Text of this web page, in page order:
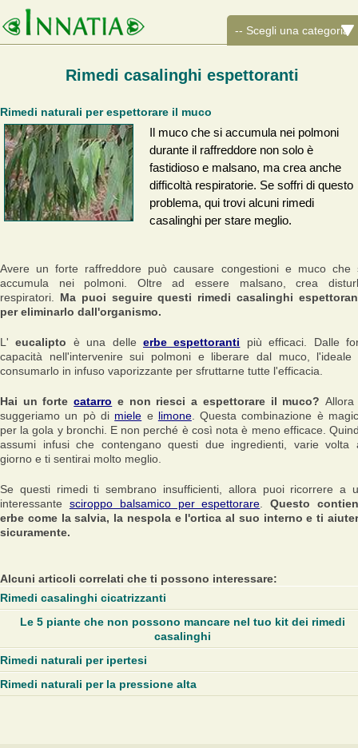
Rimedi casalinghi espettoranti
Rimedi naturali per espettorare il muco
Il muco che si accumula nei polmoni
durante il raffreddore non solo è
fastidioso e malsano, ma crea anche
difficoltà respiratorie. Se soffri di questo
problema, qui trovi alcuni rimedi
casalinghi per stare meglio.
Avere un forte raffreddore può causare congestioni e muco che
accumula nei polmoni. Oltre ad essere malsano, crea
respiratori. Ma puoi seguire questi rimedi casalinghi
per eliminarlo dall'organismo.
L'eucalipto è una delleerbe espettoranti più efficaci. Dalle
capacità nell'intervenire sui polmoni e liberare dal muco, l'ideale
consumarlo in infuso vaporizzante per sfruttarne tutte l'efficacia.
Hai un fortecatarro e non riesci a espettorare il muco?Allora
suggeriamo un pò di miele e limone. Questa combinazione è
per la gola y bronchi. E non perché è così nota è meno efficace.
assumi infusi che contengano questi due ingredienti, varie volta
giorno e ti sentirai molto meglio.
Se questi rimedi ti sembrano insufficienti, allora puoi ricorrere a
interessante sciroppo balsamico per espettorare .Questo
erbe come la salvia, la nespola e l'ortica al suo interno e ti
sicuramente.
Alcuni articoli correlati che ti possono interessare:
Rimedi casalinghi cicatrizzanti
Le 5 piante che non possono mancare nel tuo kit dei rimedi
casalinghi
Rimedi naturali per ipertesi
Rimedi naturali per la pressione alta